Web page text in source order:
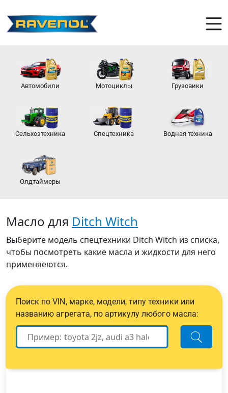
Автомобили Мотоциклы Грузовики
Сельхозтехника Спецтехника Водная техника
Олдтаймеры
Масло для Ditch Witch
Выберите модель спецтехники Ditch Witch из списка,
чтобы посмотреть какие масла и жидкости для него
применяеются.
Поиск по VIN, марке, модели, типу техники или
названию агрегата, по артикулу любого масла: